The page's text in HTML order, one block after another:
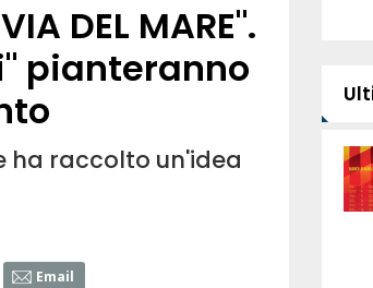
DEL MARE".
pianteranno
ha raccolto un'idea
Email